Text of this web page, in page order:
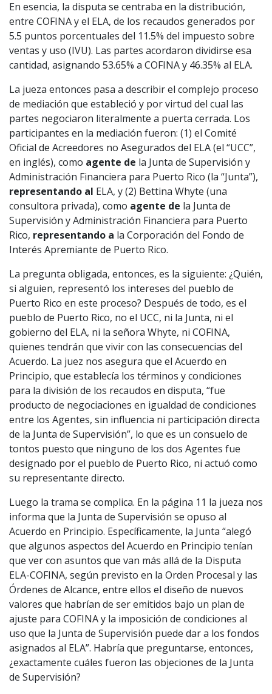
En esencia, la disputa se centraba en la distribución,
entre COFINA y el ELA, de los recaudos generados por
5.5 puntos porcentuales del 11.5% del impuesto sobre
ventas y uso (IVU). Las partes acordaron dividirse esa
cantidad, asignando 53.65% a COFINA y 46.35% al ELA.
La jueza entonces pasa a describir el complejo proceso
de mediación que estableció y por virtud del cual las
partes negociaron literalmente a puerta cerrada. Los
participantes en la mediación fueron: (1) el Comité
Oficial de Acreedores no Asegurados del ELA (el “UCC”,
en inglés), como agente de la Junta de Supervisión y
Administración Financiera para Puerto Rico (la “Junta”),
representando al ELA, y (2) Bettina Whyte (una
consultora privada), como agente de la Junta de
Supervisión y Administración Financiera para Puerto
Rico, representando a la Corporación del Fondo de
Interés Apremiante de Puerto Rico.
La pregunta obligada, entonces, es la siguiente: ¿Quién,
si alguien, representó los intereses del pueblo de
Puerto Rico en este proceso? Después de todo, es el
pueblo de Puerto Rico, no el UCC, ni la Junta, ni el
gobierno del ELA, ni la señora Whyte, ni COFINA,
quienes tendrán que vivir con las consecuencias del
Acuerdo. La juez nos asegura que el Acuerdo en
Principio, que establecía los términos y condiciones
para la división de los recaudos en disputa, “fue
producto de negociaciones en igualdad de condiciones
entre los Agentes, sin influencia ni participación directa
de la Junta de Supervisión”, lo que es un consuelo de
tontos puesto que ninguno de los dos Agentes fue
designado por el pueblo de Puerto Rico, ni actuó como
su representante directo.
Luego la trama se complica. En la página 11 la jueza nos
informa que la Junta de Supervisión se opuso al
Acuerdo en Principio. Específicamente, la Junta “alegó
que algunos aspectos del Acuerdo en Principio tenían
que ver con asuntos que van más allá de la Disputa
ELA-COFINA, según previsto en la Orden Procesal y las
Órdenes de Alcance, entre ellos el diseño de nuevos
valores que habrían de ser emitidos bajo un plan de
ajuste para COFINA y la imposición de condiciones al
uso que la Junta de Supervisión puede dar a los fondos
asignados al ELA”. Habría que preguntarse, entonces,
¿exactamente cuáles fueron las objeciones de la Junta
de Supervisión?